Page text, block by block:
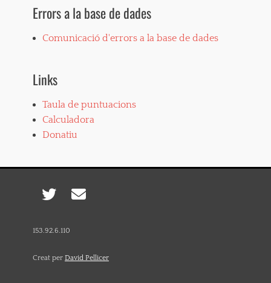
Errors a la base de dades
Comunicació d'errors a la base de dades
Links
Taula de puntuacions
Calculadora
Donatiu
Twitter
Email
153.92.6.110
Creat per David Pellicer